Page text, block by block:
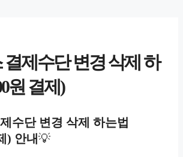
결제수단 변경 삭제 하
원 결제)
수단 변경 삭제 하는법
) 안내💡